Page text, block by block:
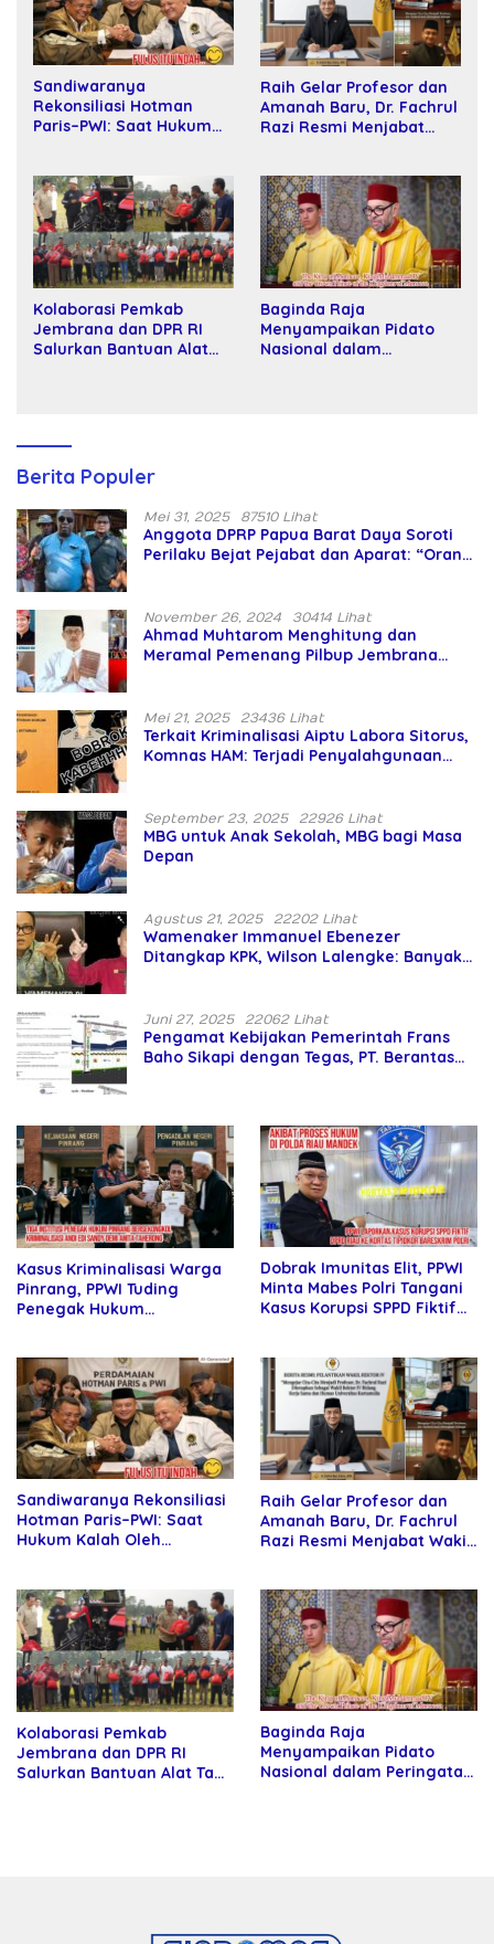
Sandiwaranya
Rekonsiliasi Hotman
Paris–PWI: Saat Hukum
Raih Gelar Profesor dan
Amanah Baru, Dr. Fachrul
Razi Resmi Menjabat
Kolaborasi Pemkab
Jembrana dan DPR RI
Salurkan Bantuan Alat
Baginda Raja
Menyampaikan Pidato
Nasional dalam
Berita Populer
Mei 31, 2025 87510 Lihat
Anggota DPRP Papua Barat Daya Soroti
Perilaku Bejat Pejabat dan Aparat: “Orang
November 26, 2024 30414 Lihat
Ahmad Muhtarom Menghitung dan
Meramal Pemenang Pilbup Jembrana
Mei 21, 2025 23436 Lihat
Terkait Kriminalisasi Aiptu Labora Sitorus,
Komnas HAM: Terjadi Penyalahgunaan
September 23, 2025 22926 Lihat
MBG untuk Anak Sekolah, MBG bagi Masa
Depan
Agustus 21, 2025 22202 Lihat
Wamenaker Immanuel Ebenezer
Ditangkap KPK, Wilson Lalengke: Banyak
Juni 27, 2025 22062 Lihat
Pengamat Kebijakan Pemerintah Frans
Baho Sikapi dengan Tegas, PT. Berantas
Kasus Kriminalisasi Warga
Pinrang, PPWI Tuding
Penegak Hukum
Dobrak Imunitas Elit, PPWI
Minta Mabes Polri Tangani
Kasus Korupsi SPPD Fiktif
Sandiwaranya Rekonsiliasi
Hotman Paris–PWI: Saat
Hukum Kalah Oleh
Raih Gelar Profesor dan
Amanah Baru, Dr. Fachrul
Razi Resmi Menjabat Wakil
Kolaborasi Pemkab
Jembrana dan DPR RI
Salurkan Bantuan Alat Tani
Baginda Raja
Menyampaikan Pidato
Nasional dalam Peringatan